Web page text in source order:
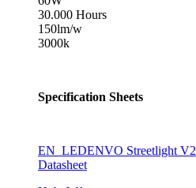
30.000 Hours
150lm/w
3000k
Specification Sheets
EN_LEDENVO Streetlight V2
Datasheet